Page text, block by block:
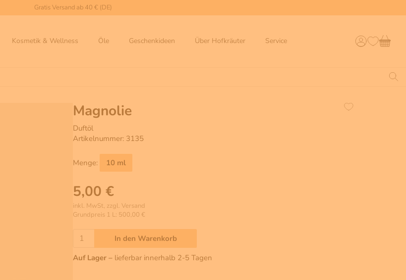
Gratis Versand ab 40 € (DE)
Kosmetik & Wellness Öle Geschenkideen Über Hofkräuter Service
Magnolie
Duftöl
Artikelnummer: 3135
Menge: 10 ml
5,00 €
inkl. MwSt, zzgl. Versand
Grundpreis 1 L: 500,00 €
In den Warenkorb
Auf Lager – lieferbar innerhalb 2-5 Tagen